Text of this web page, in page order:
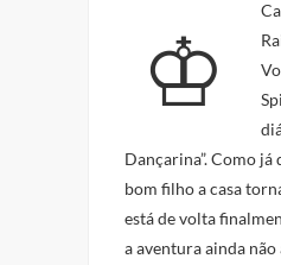
♔ Capítulo 17 ♔
Dançarina”. Como já
bom filho a casa
está de volta
a aventura ainda não